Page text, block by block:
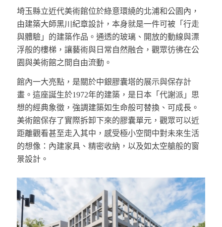
埼玉縣立近代美術館位於綠意環繞的北浦和公園內，
由建築大師黑川紀章設計，本身就是一件可被「行走
與體驗」的建築作品。通透的玻璃、開放的動線與漂
浮般的樓梯，讓藝術與日常自然融合，觀眾彷彿在公
園與美術館之間自由流動。
館內一大亮點，是關於中銀膠囊塔的展示與保存計
畫。這座誕生於1972年的建築，是日本「代謝派」思
想的經典象徵，強調建築如生命般可替換、可成長。
美術館保存了實際拆卸下來的膠囊單元，觀眾可以近
距離觀看甚至走入其中，感受極小空間中對未來生活
的想像：內建家具、精密收納，以及如太空艙般的窗
景設計。